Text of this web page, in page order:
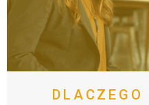
DLACZEGO